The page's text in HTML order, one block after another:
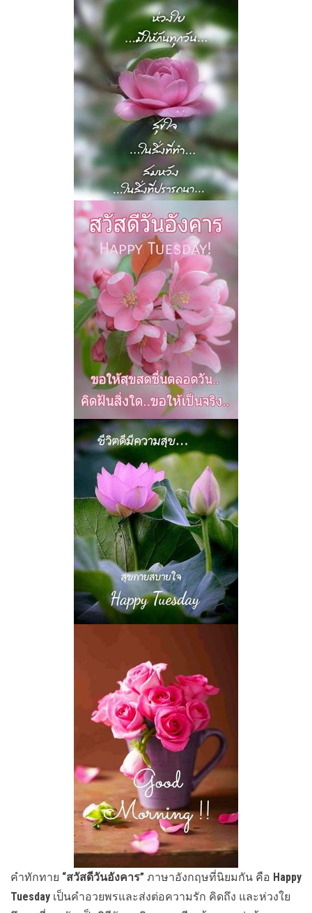
คำทักทาย “สวัสดีวันอังคาร” ภาษาอังกฤษที่นิยมกัน คือ Happy
Tuesday เป็นคำอวยพรและส่งต่อความรัก คิดถึง และห่วงใย